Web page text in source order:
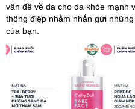
vấn đề về da cho da khỏe mạnh
thông điệp nhằm nhắn gửi
của bạn.